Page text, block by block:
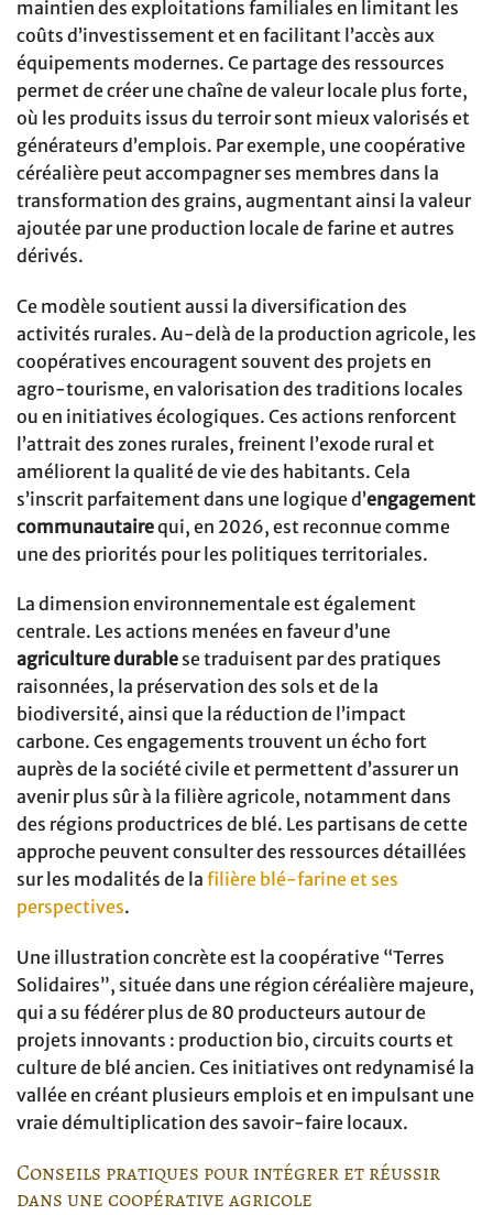
maintien des exploitations familiales en limitant les
coûts d’investissement et en facilitant l’accès aux
équipements modernes. Ce partage des ressources
permet de créer une chaîne de valeur locale plus forte,
où les produits issus du terroir sont mieux valorisés et
générateurs d’emplois. Par exemple, une coopérative
céréalière peut accompagner ses membres dans la
transformation des grains, augmentant ainsi la valeur
ajoutée par une production locale de farine et autres
dérivés.
Ce modèle soutient aussi la diversification des
activités rurales. Au-delà de la production agricole, les
coopératives encouragent souvent des projets en
agro-tourisme, en valorisation des traditions locales
ou en initiatives écologiques. Ces actions renforcent
l’attrait des zones rurales, freinent l’exode rural et
améliorent la qualité de vie des habitants. Cela
s’inscrit parfaitement dans une logique d’engagement
communautairequi, en 2026, est reconnue comme
une des priorités pour les politiques territoriales.
La dimension environnementale est également
centrale. Les actions menées en faveur d’une
agriculture durable se traduisent par des pratiques
raisonnées, la préservation des sols et de la
biodiversité, ainsi que la réduction de l’impact
carbone. Ces engagements trouvent un écho fort
auprès de la société civile et permettent d’assurer un
avenir plus sûr à la filière agricole, notamment dans
des régions productrices de blé. Les partisans de cette
approche peuvent consulter des ressources détaillées
sur les modalités de la filière blé-farine et ses
perspectives.
Une illustration concrète est la coopérative “Terres
Solidaires”, située dans une région céréalière majeure,
qui a su fédérer plus de 80 producteurs autour de
projets innovants : production bio, circuits courts et
culture de blé ancien. Ces initiatives ont redynamisé la
vallée en créant plusieurs emplois et en impulsant une
vraie démultiplication des savoir-faire locaux.
Conseils pratiques pour intégrer et réussir
dans une coopérative agricole